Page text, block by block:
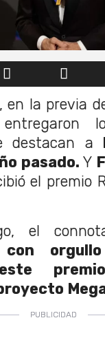
en la previa
destacan a
pasado. Y
el premio
el
con